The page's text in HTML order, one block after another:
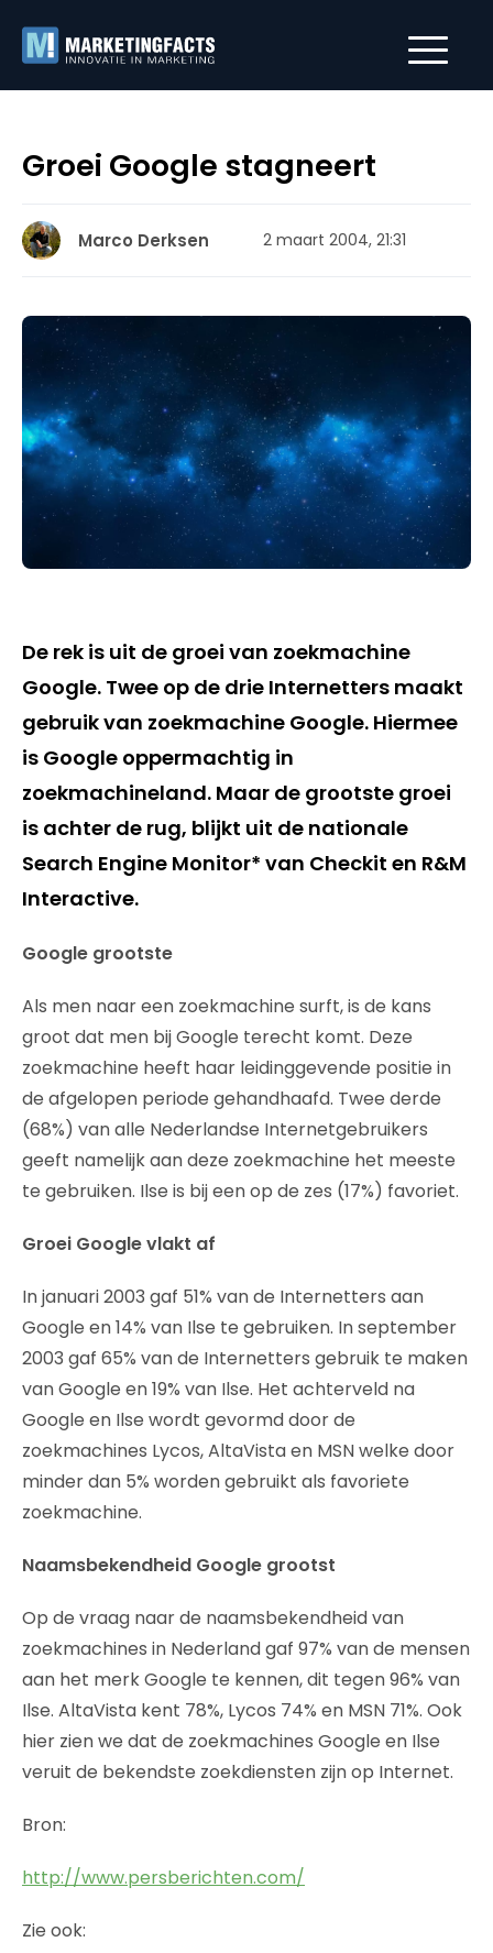
Groei Google stagneert
Marco Derksen 2 maart 2004, 21:31
De rek is uit de groei van zoekmachine
Google. Twee op de drie Internetters maakt
gebruik van zoekmachine Google. Hiermee
is Google oppermachtig in
zoekmachineland. Maar de grootste groei
is achter de rug, blijkt uit de nationale
Search Engine Monitor* van Checkit en R&M
Interactive.
Google grootste
Als men naar een zoekmachine surft, is de kans
groot dat men bij Google terecht komt. Deze
zoekmachine heeft haar leidinggevende positie in
de afgelopen periode gehandhaafd. Twee derde
(68%) van alle Nederlandse Internetgebruikers
geeft namelijk aan deze zoekmachine het meeste
te gebruiken. Ilse is bij een op de zes (17%) favoriet.
Groei Google vlakt af
In januari 2003 gaf 51% van de Internetters aan
Google en 14% van Ilse te gebruiken. In september
2003 gaf 65% van de Internetters gebruik te maken
van Google en 19% van Ilse. Het achterveld na
Google en Ilse wordt gevormd door de
zoekmachines Lycos, AltaVista en MSN welke door
minder dan 5% worden gebruikt als favoriete
zoekmachine.
Naamsbekendheid Google grootst
Op de vraag naar de naamsbekendheid van
zoekmachines in Nederland gaf 97% van de mensen
aan het merk Google te kennen, dit tegen 96% van
Ilse. AltaVista kent 78%, Lycos 74% en MSN 71%. Ook
hier zien we dat de zoekmachines Google en Ilse
veruit de bekendste zoekdiensten zijn op Internet.
Bron:
http://www.persberichten.com/
Zie ook: